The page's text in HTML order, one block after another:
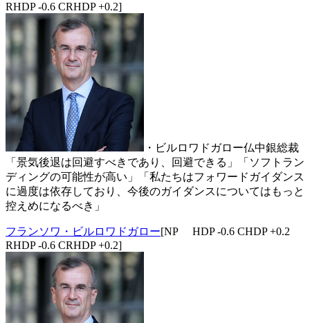
RHDP -0.6 CRHDP +0.2]
・ビルロワドガロー仏中銀総裁
「景気後退は回避すべきであり、回避できる」「ソフトラン
ディングの可能性が高い」「私たちはフォワードガイダンス
に過度は依存しており、今後のガイダンスについてはもっと
控えめになるべき」
フランソワ・ビルロワドガロー[NP HDP -0.6 CHDP +0.2
RHDP -0.6 CRHDP +0.2]